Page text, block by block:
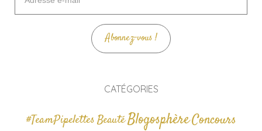
mail
Abonnez-vous !
CATÉGORIES
#TeamPipelettesBeautéBlogosphèreConcours